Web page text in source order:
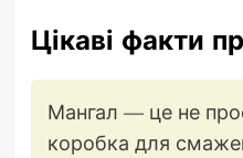
Цікаві факти
Мангал — це не
коробка для